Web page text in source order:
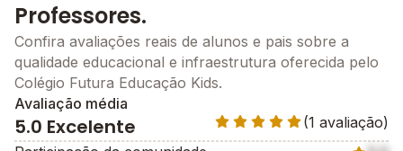
Professores.
Confira avaliações reais de alunos e pais sobre a
qualidade educacional e infraestrutura oferecida pelo
Colégio Futura Educação Kids.
Avaliação média
5.0 Excelente
(1 avaliação)